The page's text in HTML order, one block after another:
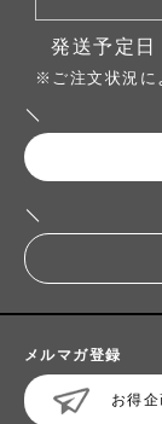
発送予定日
※ご注文状況に
メルマガ登録
お得